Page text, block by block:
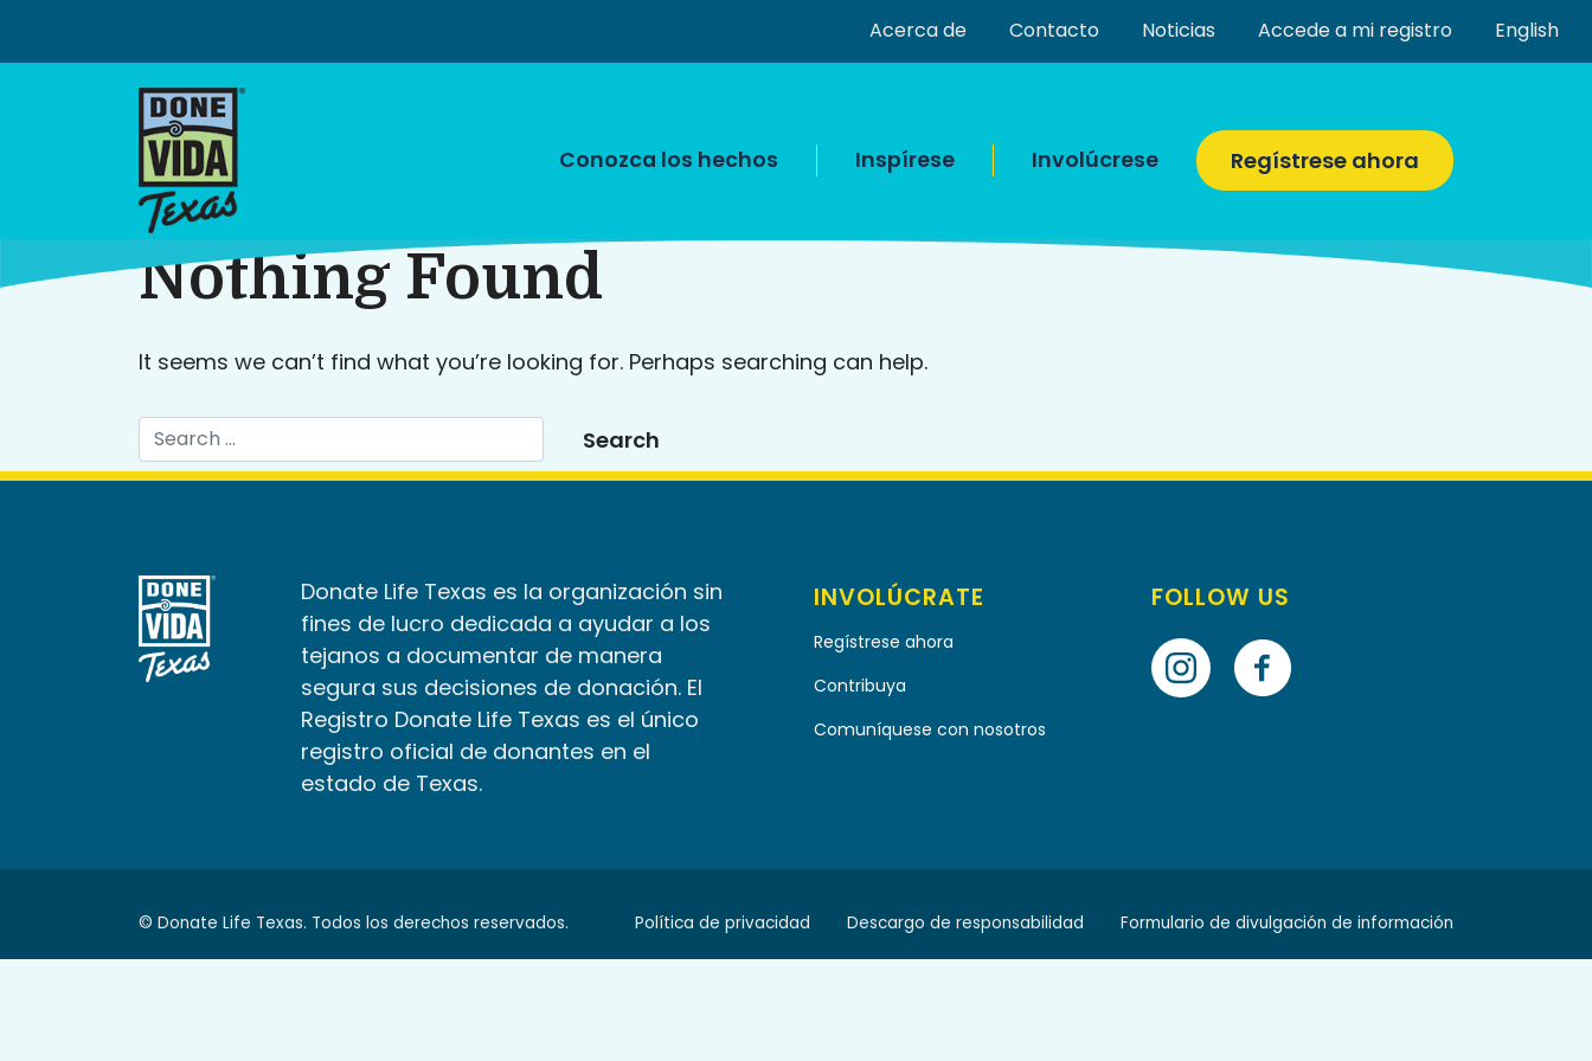
content
Acerca de Contacto Noticias Accede a mi registro English
Conozca los hechos Inspírese Involúcrese Regístrese ahora
Nothing Found
It seems we can’t find what you’re looking for. Perhaps searching can help.
Donate Life Texas es la organización sin
fines de lucro dedicada a ayudar a los
tejanos a documentar de manera
segura sus decisiones de donación. El
Registro Donate Life Texas es el único
registro oficial de donantes en el
estado de Texas.
INVOLÚCRATE
Regístrese ahora
Contribuya
Comuníquese con nosotros
FOLLOW US
Política de privacidad Descargo de responsabilidad Formulario de divulgación de información
© Donate Life Texas. Todos los derechos reservados.